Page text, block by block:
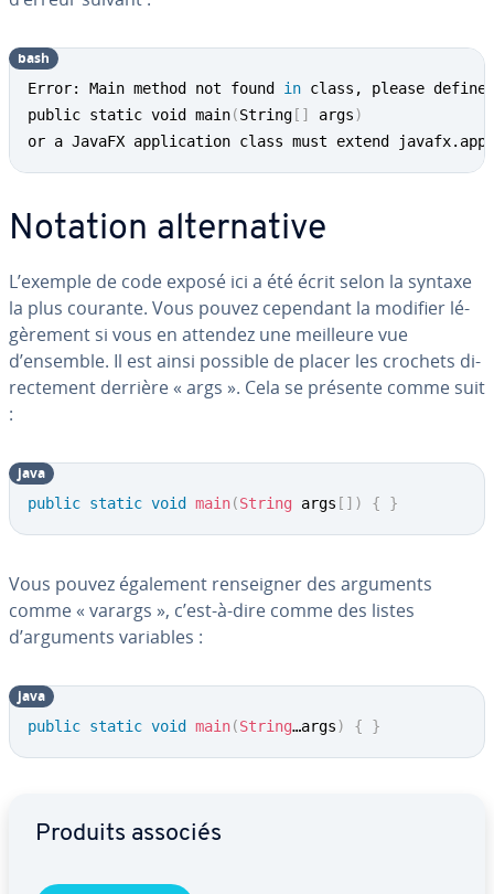
Error: Main method not found in class, please define
public static void main(String [ ] args)
or a JavaFX application class must extend
bash
Notation al­ter­na­tive
L’exemple de code exposé ici a été écrit selon la syntaxe
la plus courante. Vous pouvez cependant la modifier lé­
gè­re­ment si vous en attendez une meilleure vue
d’ensemble. Il est ainsi possible de placer les crochets di­
rec­te­ment derrière « args ». Cela se présente comme suit
:
public static void main(String args [ ] ) { }
java
Vous pouvez également ren­seig­ner des arguments
comme « varargs », c’est-à-dire comme des listes
d’arguments variables :
public static void main(String…args) { }
java
Produits associés